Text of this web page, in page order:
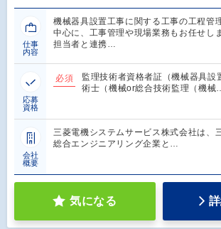
仕事
内容
機械器具設置工事に関する工事の工程管
中心に、工事管理や現場業務もお任せし
担当者と連携…
応募
資格
必須
監理技術者資格者証（機械器具設
術士（機械or総合技術監理（機械
会社
概要
三菱電機システムサービス株式会社は、
総合エンジニアリング企業と…
気になる